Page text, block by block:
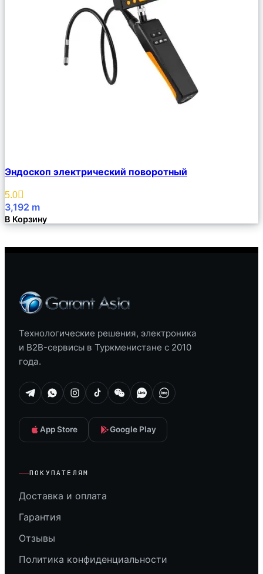
Описание
Избранное
Эндоскоп электрический поворотный
5.0
3,192 m
В Корзину
Технологические решения, электроника
и B2B-сервисы в Туркменистане с 2010
года.
App Store Google Play
ПОКУПАТЕЛЯМ
Доставка и оплата
Гарантия
Отзывы
Политика конфиденциальности